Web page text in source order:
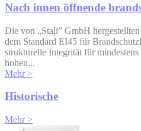
Nach innen öffnende
Die von „Staļi” GmbH
dem Standard EI45 für
strukturelle Integrität für
hohen...
Mehr >
Historische
Mehr >